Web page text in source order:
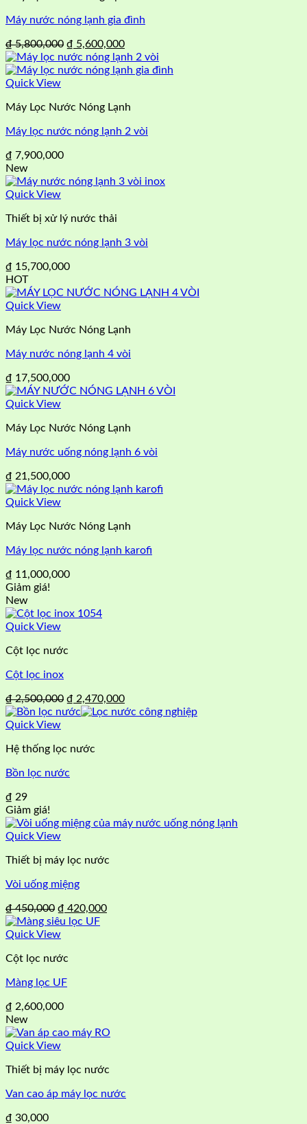
Máy nước nóng lạnh gia đình
₫5,800,000 Giá
gốc
là:
₫ 5,600,000Giá
hiện
tại
Quick View
Máy Lọc Nước Nóng Lạnh
Máy lọc nước nóng lạnh 2 vòi
₫ 7,900,000
New
Quick View
Thiết bị xử lý nước thải
Máy lọc nước nóng lạnh 3 vòi
₫ 15,700,000
HOT
Quick View
Máy Lọc Nước Nóng Lạnh
Máy nước nóng lạnh 4 vòi
₫ 17,500,000
Quick View
Máy Lọc Nước Nóng Lạnh
Máy nước uống nóng lạnh 6 vòi
₫ 21,500,000
Quick View
Máy Lọc Nước Nóng Lạnh
Máy lọc nước nóng lạnh karofi
₫ 11,000,000
Giảm giá!
New
Quick View
Cột lọc nước
Cột lọc inox
₫2,500,000 Giá
gốc
₫ 2,470,000Giá
hiện
Quick View
Hệ thống lọc nước
Bồn lọc nước
₫ 29
Giảm giá!
Quick View
Thiết bị máy lọc nước
Vòi uống miệng
₫450,000 Giá
gốc
là:
₫ 420,000Giá
Quick View
Cột lọc nước
Màng lọc UF
₫ 2,600,000
New
Quick View
Thiết bị máy lọc nước
Van cao áp máy lọc nước
₫ 30,000